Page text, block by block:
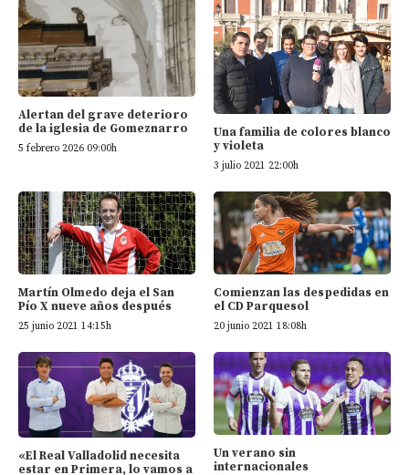
Alertan del grave deterioro
de la iglesia de Gomeznarro
5 febrero 2026 09:00h
Una familia de colores blanco
y violeta
3 julio 2021 22:00h
Martín Olmedo deja el San
Pío X nueve años después
25 junio 2021 14:15h
Comienzan las despedidas en
el CD Parquesol
20 junio 2021 18:08h
«El Real Valladolid necesita
estar en Primera, lo vamos a
Un verano sin
internacionales